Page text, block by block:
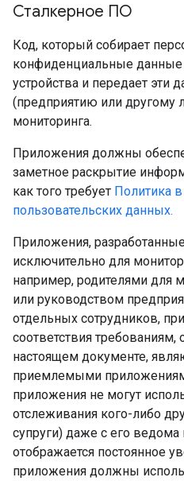
Сталкерное ПО
Код, который собирает
конфиденциальные данные
устройства и передает эти
(предприятию или другому
мониторинга.
Приложения должны
заметное раскрытие
как того требует Политика
пользовательских данных.
Приложения,
исключительно для
например, родителями для
или руководством
отдельных сотрудников,
соответствия
настоящем документе,
приемлемыми
приложения не могут
отслеживания кого-либо
супруги) даже с его
отображается постоянное
приложения должны